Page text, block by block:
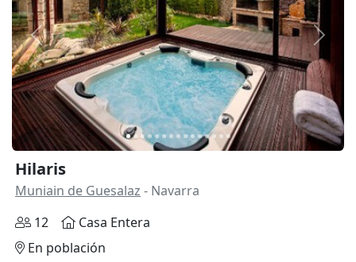
Anterior
Hilaris
Muniain de Guesalaz - Navarra
12
Casa Entera
En población